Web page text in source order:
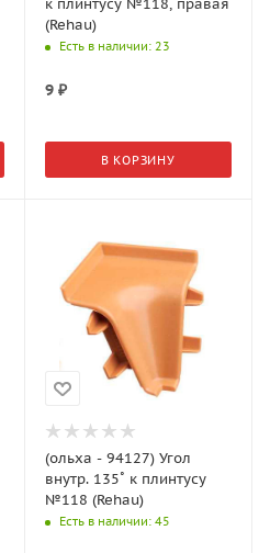
(Rehau)
Есть в наличии: 23
9₽
В КОРЗИНУ
(ольха - 94127) Угол
внутр. 135˚ к плинтусу
№118 (Rehau)
Есть в наличии: 45